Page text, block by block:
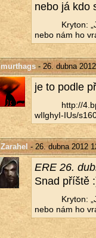
nebo já kdo
Kry­ton:
nebo nám ho
murthags- 26. dubna
je to podle
http://​
wIlghyI-IUs/​
Zarahel - 26. dubna 2012
ERE 26.
Snad příš­tě
Kry­ton:
nebo nám ho